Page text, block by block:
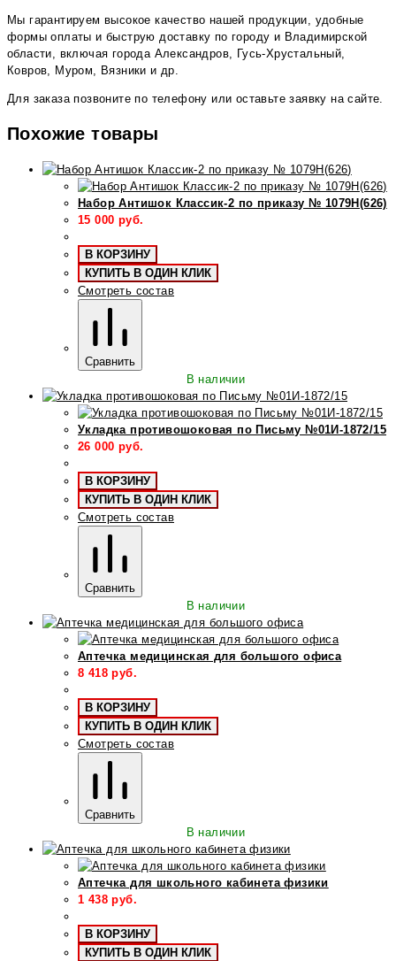
Мы гарантируем высокое качество нашей продукции, удобные
формы оплаты и быструю доставку по городу и Владимирской
области, включая города Александров, Гусь-Хрустальный,
Ковров, Муром, Вязники и др.
Для заказа позвоните по телефону или оставьте заявку на сайте.
Похожие товары
Набор Антишок Классик-2 по приказу № 1079Н(626)
15 000 руб.
В КОРЗИНУ
КУПИТЬ В ОДИН КЛИК
Смотреть состав
Сравнить
В наличии
Укладка противошоковая по Письму №01И-1872/15
26 000 руб.
В КОРЗИНУ
КУПИТЬ В ОДИН КЛИК
Смотреть состав
Сравнить
В наличии
Аптечка медицинская для большого офиса
8 418 руб.
В КОРЗИНУ
КУПИТЬ В ОДИН КЛИК
Смотреть состав
Сравнить
В наличии
Аптечка для школьного кабинета физики
1 438 руб.
В КОРЗИНУ
КУПИТЬ В ОДИН КЛИК